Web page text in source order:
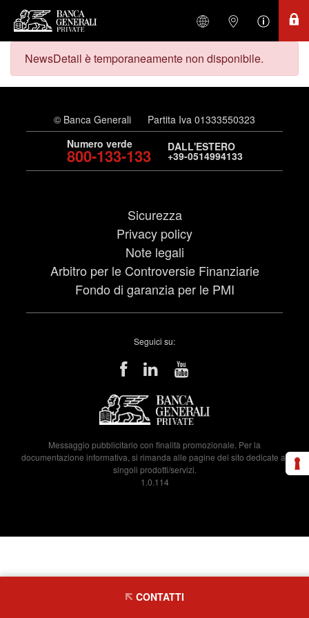
NewsDetail è temporaneamente non disponibile.
© Banca Generali
Partita Iva 01333550323
Numero verde
800-133-133 DALL'ESTERO
+39-0514994133
Sicurezza
Privacy policy
Note legali
Arbitro per le Controversie Finanziarie
Fondo di garanzia per le PMI
Seguici su:
Messaggio pubblicitario con finalità promozionale. Per la
documentazione informativa, si rimanda alle pagine del sito dedicate ai
singoli prodotti/servizi.
1.0.114
CONTATTI